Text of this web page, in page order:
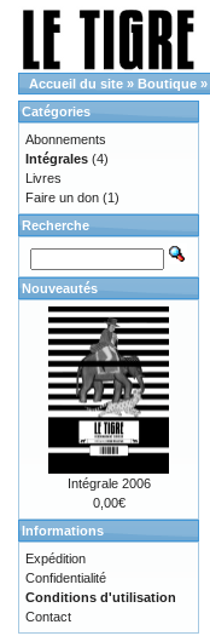
Accueil du site » Boutique »
Catégories
Abonnements
Intégrales (4)
Livres
Faire un don (1)
Recherche
Nouveautés
Intégrale 2006
0,00€
Informations
Expédition
Confidentialité
Conditions d'utilisation
Contact